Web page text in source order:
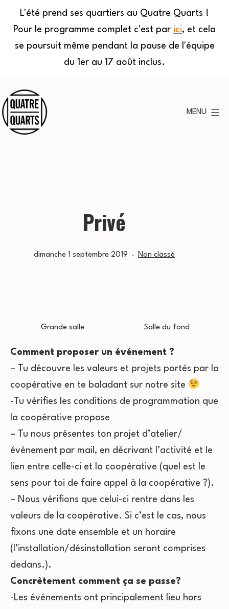
L'été prend ses quartiers au Quatre Quarts !
Pour le programme complet c'est par ici, et cela
se poursuit même pendant la pause de l'équipe
du 1er au 17 août inclus.
au
contenu
MENU
Privé
Publié
dimanche 1 septembre 2019
Catégorisé
Non classé
Grande salle Salle du fond
Comment proposer un événement ?
– Tu découvre les valeurs et projets portés par la
coopérative en te baladant sur notre site
-Tu vérifies les conditions de programmation que
la coopérative propose
– Tu nous présentes ton projet d’atelier/
événement par mail, en décrivant l’activité et le
lien entre celle-ci et la coopérative (quel est le
sens pour toi de faire appel à la coopérative ?).
– Nous vérifions que celui-ci rentre dans les
valeurs de la coopérative. Si c’est le cas, nous
fixons une date ensemble et un horaire
(l’installation/désinstallation seront comprises
dedans.).
Concrètement comment ça se passe?
-Les événements ont principalement lieu hors